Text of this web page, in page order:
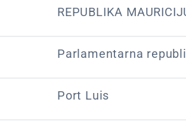
REPUBLIKA
Parlamentarna
Port Luis